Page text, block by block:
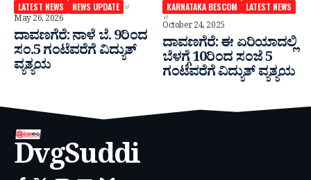
LATEST NEWS
NEWS UPDATE
May 26, 2026
ದಾವಣಗೆರೆ: ನಾಳೆ ಬೆ. 9ರಿಂದ
ಸಂ.5 ಗಂಟೆವರೆಗೆ ವಿದ್ಯುತ್‌
ವ್ಯತ್ಯಯ
KARNATAKA BESCOM
LATEST NEWS
October 24, 2025
ದಾವಣಗೆರೆ: ಈ ಏರಿಯಾದಲ್ಲಿ
ಬೆಳಗ್ಗೆ 10ರಿಂದ ಸಂಜೆ 5
ಗಂಟೆವರೆಗೆ ವಿದ್ಯುತ್ ವ್ಯತ್ಯಯ
DvgSuddi